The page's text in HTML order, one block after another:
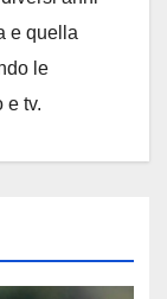
e quella
le
e tv.